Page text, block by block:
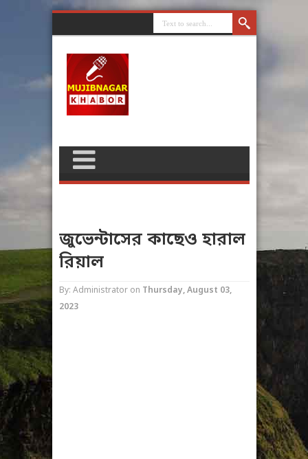
জুভেন্টাসের কাছেও হারাল
রিয়াল
By: Administrator on Thursday, August 03,
2023